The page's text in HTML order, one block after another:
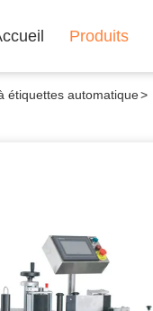
Produits
étiquettes automatique>